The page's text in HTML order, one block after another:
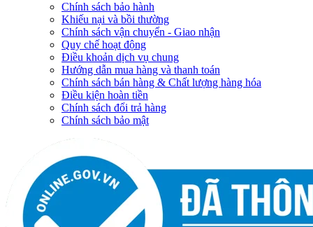
Chính sách bảo hành
Khiếu nại và bồi thường
Chính sách vận chuyển - Giao nhận
Quy chế hoạt động
Điều khoản dịch vụ chung
Hướng dẫn mua hàng và thanh toán
Chính sách bán hàng & Chất lượng hàng hóa
Điều kiện hoàn tiền
Chính sách đổi trả hàng
Chính sách bảo mật